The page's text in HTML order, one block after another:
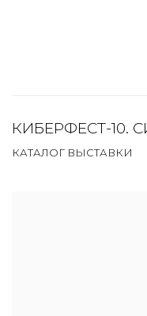
КИБЕРФЕСТ-10.
КАТАЛОГ ВЫСТАВКИ